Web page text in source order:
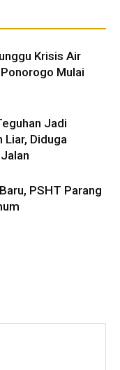
Krisis Air
Mulai
Jadi
Liar, Diduga
PSHT Parang